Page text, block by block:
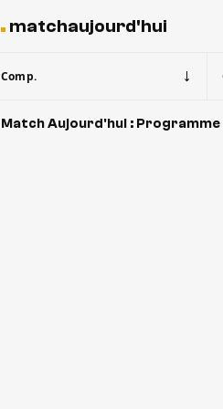
matchaujourd'hui
Comp.
Match Aujourd'hui :